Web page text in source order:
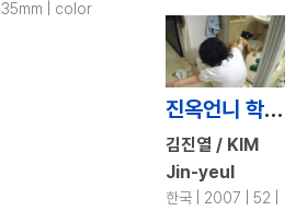
35mm | color
진옥언니 학교 가다 / Jinok Goes to School
김진열 / KIM
Jin-yeul
한국 | 2007 | 52 |